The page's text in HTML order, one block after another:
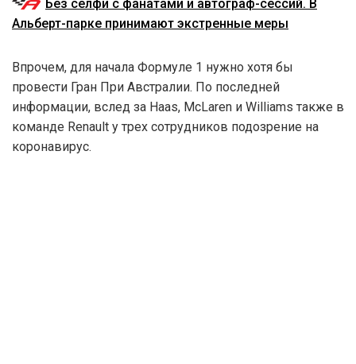
Без селфи с фанатами и автограф-сессий. В
Альберт-парке принимают экстренные меры
Впрочем, для начала Формуле 1 нужно хотя бы
провести Гран При Австралии. По последней
информации, вслед за Haas, McLaren и Williams также в
команде Renault у трех сотрудников подозрение на
коронавирус.